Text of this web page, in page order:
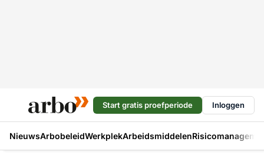
Start gratis proefperiode Inloggen
NieuwsArbobeleidWerkplekArbeidsmiddelen